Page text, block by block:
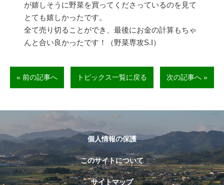
が嬉しそうに野菜を買ってくださっているのを見て
とても嬉しかったです。
全て売り切ることができ、最後にお金の計算もちゃ
んと合い良かったです！（野菜専攻S.I）
« 前の記事へ トピックス一覧に戻る 次の記事へ »
個人情報の保護
このサイトについて
サイトマップ